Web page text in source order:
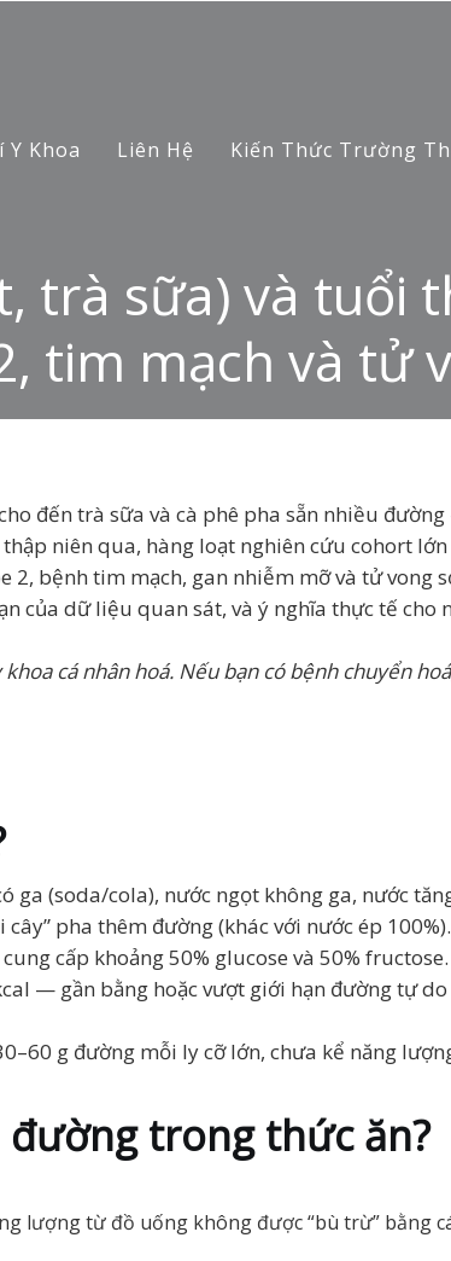
Y Khoa Liên Hệ Kiến Thức Trường
trà sữa) và tuổi
tim mạch và tử
đến trà sữa và cà phê pha sẵn nhiều
niên qua, hàng loạt nghiên cứu cohort
bệnh tim mạch, gan nhiễm mỡ và tử vong
của dữ liệu quan sát, và ý nghĩa thực tế cho
cá nhân hoá. Nếu bạn có bệnh chuyển
ga (soda/cola), nước ngọt không ga, nước
pha thêm đường (khác với nước ép
cấp khoảng 50% glucose và 50%
— gần bằng hoặc vượt giới hạn đường tự
g đường mỗi ly cỡ lớn, chưa kể năng
đường trong thức ăn?
lượng từ đồ uống không được “bù trừ” bằng